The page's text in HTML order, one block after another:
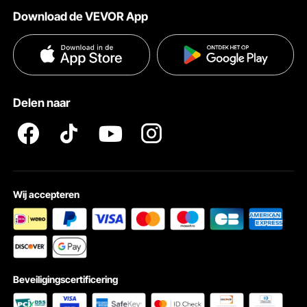
Hulp en veelgestelde vragen
Voorwaarden van de dienst
Privacybeleid
Download de VEVOR App
Delen naar
Wij accepteren
Beveiligingscertificering